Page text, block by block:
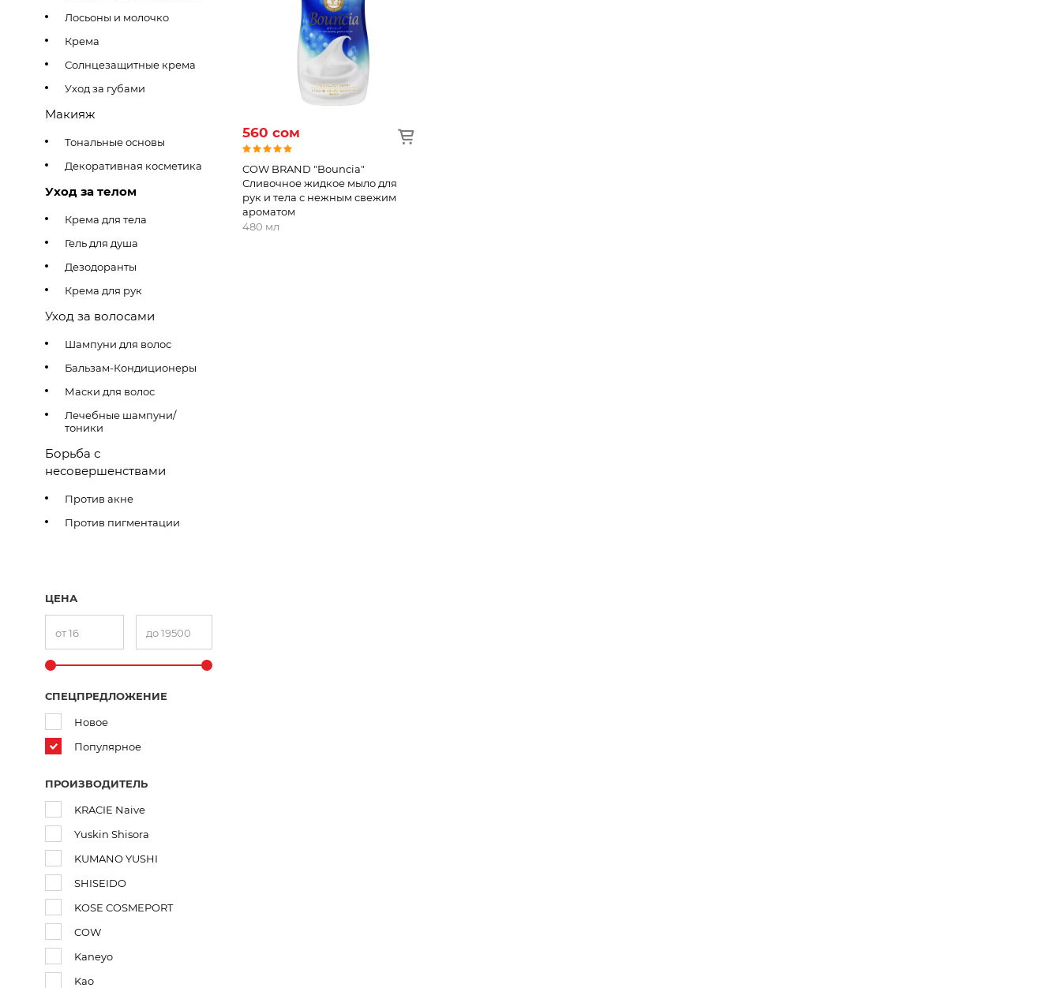
Лосьоны и молочко
Крема
Солнцезащитные крема
Уход за губами
Макияж
Тональные основы
Декоративная косметика
Уход за телом
Крема для тела
Гель для душа
Дезодоранты
Крема для рук
Уход за волосами
Шампуни для волос
Бальзам-Кондиционеры
Маски для волос
Лечебные шампуни/
тоники
Борьба с
несовершенствами
Против акне
Против пигментации
ЦЕНА
СПЕЦПРЕДЛОЖЕНИЕ
Новое
Популярное
ПРОИЗВОДИТЕЛЬ
KRACIE Naive
Yuskin Shisora
KUMANO YUSHI
SHISEIDO
KOSE COSMEPORT
COW
Kaneyo
Kao
560 сом
COW BRAND "Bouncia"
Сливочное жидкое мыло для
рук и тела с нежным свежим
ароматом
480 мл